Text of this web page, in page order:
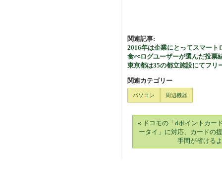
関連記事:
2016年は企業にとってスマー
食べログユーザーが選んだ投票
東京都は35の都立施設にてフ
関連カテゴリー
パソコン 周辺機器
« ドコモの「dポイントカー
ータイ」に対応、カードの
手間が省ける